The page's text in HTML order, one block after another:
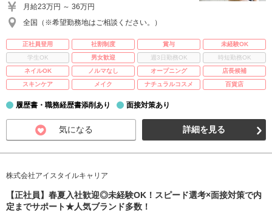
月給23万円 ～ 36万円
全国（※希望勤務地はご相談ください。）
正社員登用 社割制度 賞与
未経験OK
学生OK
男女歓迎 週3日勤務OK
時短勤務OK
ネイルOK
ノルマなし オープニング
店長候補
スキンケア
メイク ナチュラルコスメ 百貨店
履歴書・職務経歴書添削あり 面接対策あり
気になる 詳細を見る
株式会社アイスタイルキャリア
【正社員】春夏入社歓迎◎未経験OK！スピード選考×面接対策で内
定までサポート★人気ブランド多数！